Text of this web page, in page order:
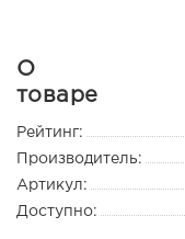
О
товаре
Рейтинг:
Производитель:
Артикул:
Доступно: